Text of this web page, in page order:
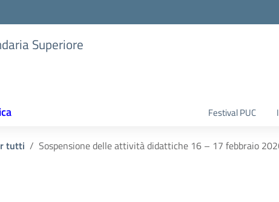
Superiore
Festival PUC
tutti Sospensione delle attività didattiche 16 – 17 febbraio